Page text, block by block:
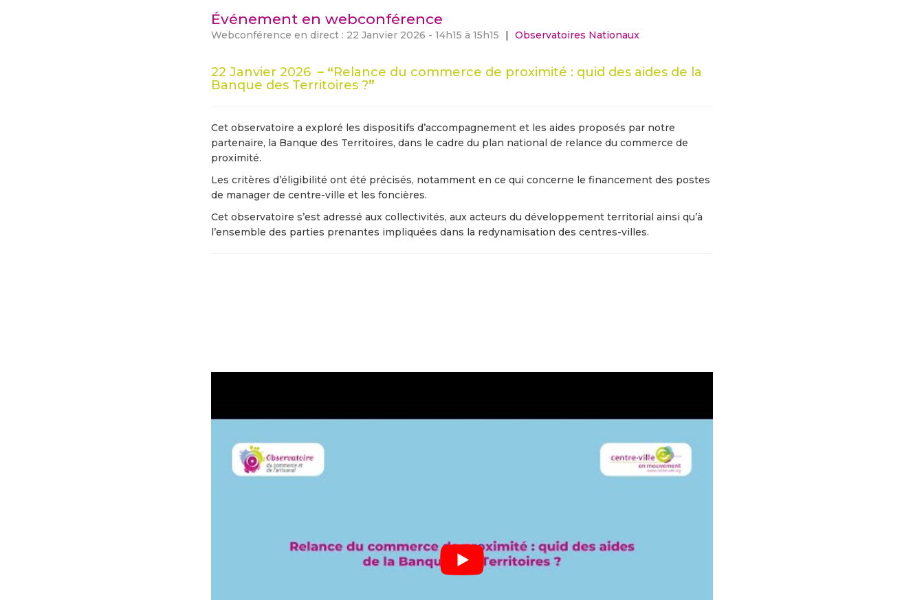
Événement en webconférence
Webconférence en direct : 22 Janvier 2026 - 14h15 à 15h15 | Observatoires Nationaux
22 Janvier 2026 – “Relance du commerce de proximité : quid des aides de la
Banque des Territoires ?”
Cet observatoire a exploré les dispositifs d’accompagnement et les aides proposés par notre
partenaire, la Banque des Territoires, dans le cadre du plan national de relance du commerce de
proximité.
Les critères d’éligibilité ont été précisés, notamment en ce qui concerne le financement des postes
de manager de centre-ville et les foncières.
Cet observatoire s’est adressé aux collectivités, aux acteurs du développement territorial ainsi qu’à
l’ensemble des parties prenantes impliquées dans la redynamisation des centres-villes.